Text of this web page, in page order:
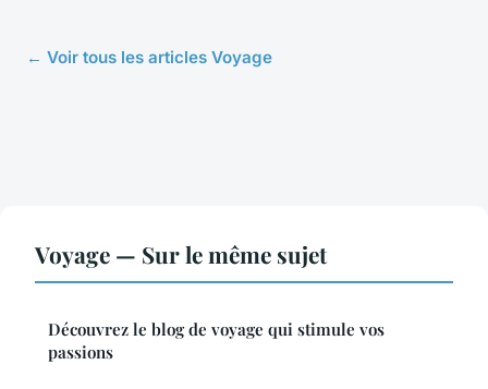
← Voir tous les articles Voyage
Voyage — Sur le même sujet
Découvrez le blog de voyage qui stimule vos
passions